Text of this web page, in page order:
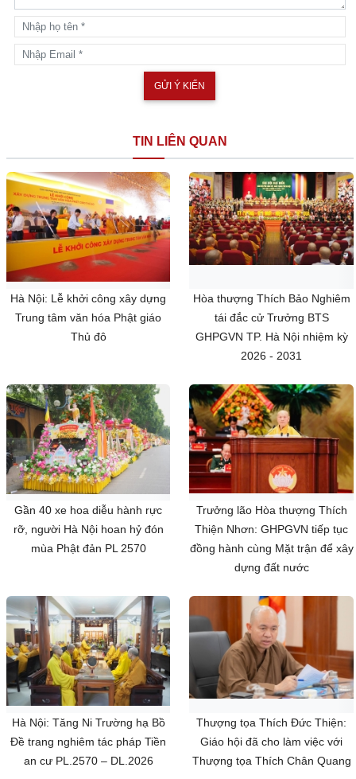
TIN LIÊN QUAN
Hà Nội: Lễ khởi công xây dựng
Trung tâm văn hóa Phật giáo
Thủ đô
Hòa thượng Thích Bảo Nghiêm
tái đắc cử Trưởng BTS
GHPGVN TP. Hà Nội nhiệm kỳ
2026 - 2031
Gần 40 xe hoa diễu hành rực
rỡ, người Hà Nội hoan hỷ đón
mùa Phật đản PL 2570
Trưởng lão Hòa thượng Thích
Thiện Nhơn: GHPGVN tiếp tục
đồng hành cùng Mặt trận để xây
dựng đất nước
Hà Nội: Tăng Ni Trường hạ Bồ
Đề trang nghiêm tác pháp Tiền
an cư PL.2570 – DL.2026
Thượng tọa Thích Đức Thiện:
Giáo hội đã cho làm việc với
Thượng tọa Thích Chân Quang